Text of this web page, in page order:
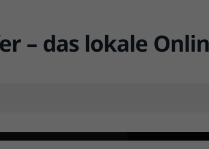
Paris am Rhein?